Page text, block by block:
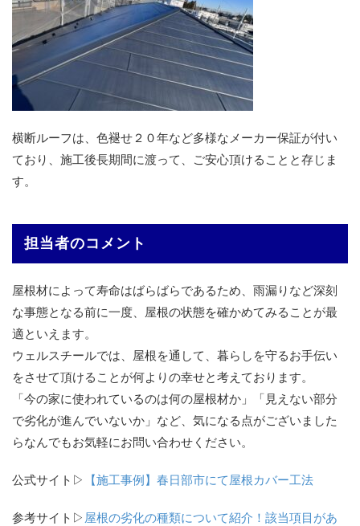
横断ルーフは、色褪せ２０年など多様なメーカー保証が付い
ており、施工後長期間に渡って、ご安心頂けることと存じま
す。
担当者のコメント
屋根材によって寿命はばらばらであるため、雨漏りなど深刻
な事態となる前に一度、屋根の状態を確かめてみることが最
適といえます。
ウェルスチールでは、屋根を通して、暮らしを守るお手伝い
をさせて頂けることが何よりの幸せと考えております。
「今の家に使われているのは何の屋根材か」「見えない部分
で劣化が進んでいないか」など、気になる点がございました
らなんでもお気軽にお問い合わせください。
公式サイト▷ 【施工事例】春日部市にて屋根カバー工法
参考サイト▷ 屋根の劣化の種類について紹介！該当項目があ